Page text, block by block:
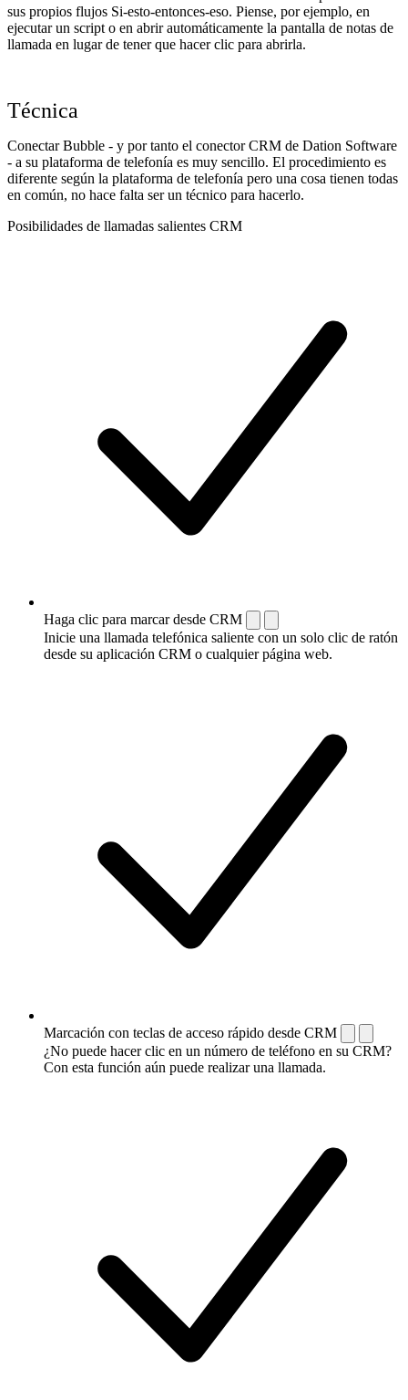
sus propios flujos Si-esto-entonces-eso. Piense, por ejemplo, en
ejecutar un script o en abrir automáticamente la pantalla de notas de
llamada en lugar de tener que hacer clic para abrirla.
Técnica
Conectar Bubble - y por tanto el conector CRM de Dation Software
- a su plataforma de telefonía es muy sencillo. El procedimiento es
diferente según la plataforma de telefonía pero una cosa tienen todas
en común, no hace falta ser un técnico para hacerlo.
Posibilidades de llamadas salientes CRM
Haga clic para marcar desde CRM
Inicie una llamada telefónica saliente con un solo clic de ratón
desde su aplicación CRM o cualquier página web.
Marcación con teclas de acceso rápido desde CRM
¿No puede hacer clic en un número de teléfono en su CRM?
Con esta función aún puede realizar una llamada.